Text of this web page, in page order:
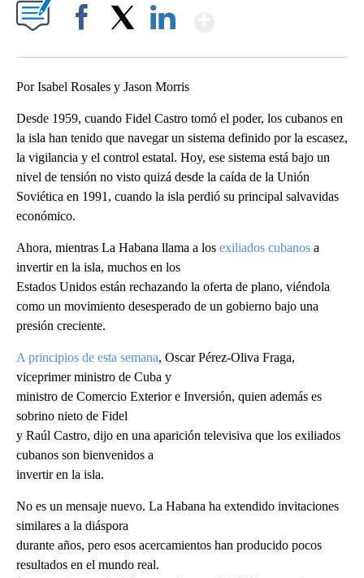
Por Isabel Rosales y Jason Morris
Desde 1959, cuando Fidel Castro tomó el poder, los cubanos en
la isla han tenido que navegar un sistema definido por la escasez,
la vigilancia y el control estatal. Hoy, ese sistema está bajo un
nivel de tensión no visto quizá desde la caída de la Unión
Soviética en 1991, cuando la isla perdió su principal salvavidas
económico.
Ahora, mientras La Habana llama a los exiliados cubanos a
invertir en la isla, muchos en los
Estados Unidos están rechazando la oferta de plano, viéndola
como un movimiento desesperado de un gobierno bajo una
presión creciente.
A principios de esta semana, Oscar Pérez-Oliva Fraga,
viceprimer ministro de Cuba y
ministro de Comercio Exterior e Inversión, quien además es
sobrino nieto de Fidel
y Raúl Castro, dijo en una aparición televisiva que los exiliados
cubanos son bienvenidos a
invertir en la isla.
No es un mensaje nuevo. La Habana ha extendido invitaciones
similares a la diáspora
durante años, pero esos acercamientos han producido pocos
resultados en el mundo real.